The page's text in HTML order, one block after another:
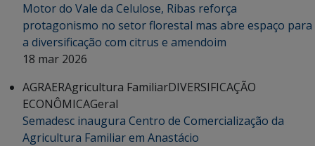
Motor do Vale da Celulose, Ribas reforça
protagonismo no setor florestal mas abre espaço para
a diversificação com citrus e amendoim
18 mar 2026
AGRAERAgricultura FamiliarDIVERSIFICAÇÃO
ECONÔMICAGeral
Semadesc inaugura Centro de Comercialização da
Agricultura Familiar em Anastácio